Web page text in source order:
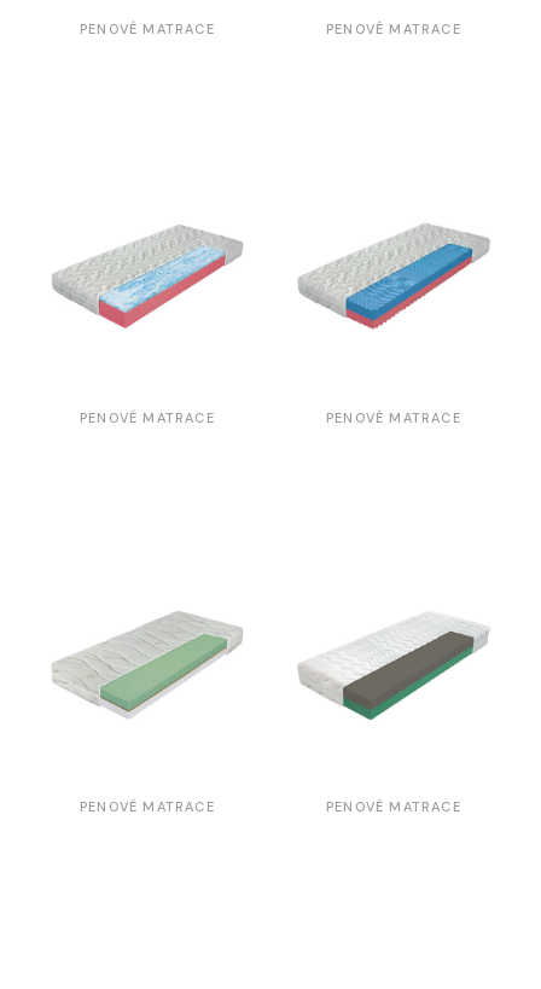
PENOVÉ MATRACE PENOVÉ MATRACE
PENOVÉ MATRACE PENOVÉ MATRACE
PENOVÉ MATRACE PENOVÉ MATRACE